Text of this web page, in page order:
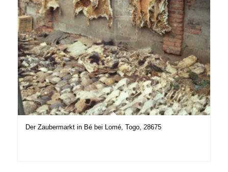
Der Zaubermarkt in Bé bei Lomé, Togo, 28675